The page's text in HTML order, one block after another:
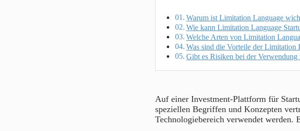
Warum ist Limitation Language
Wie kann Limitation Language
Welche Arten von Limitation
Was sind die Vorteile der Limitation
Gibt es Risiken bei der
Auf einer Investment-Plattform für
speziellen Begriffen und Konzepten
Technologiebereich verwendet